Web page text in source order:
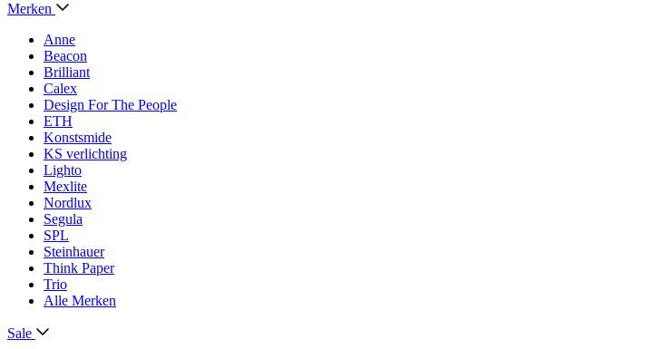
Merken
Anne
Beacon
Brilliant
Calex
Design For The People
ETH
Konstsmide
KS verlichting
Lighto
Mexlite
Nordlux
Segula
SPL
Steinhauer
Think Paper
Trio
Alle Merken
Sale